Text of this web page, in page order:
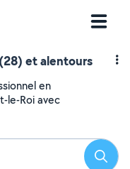
et alentours
en
le-Roi avec